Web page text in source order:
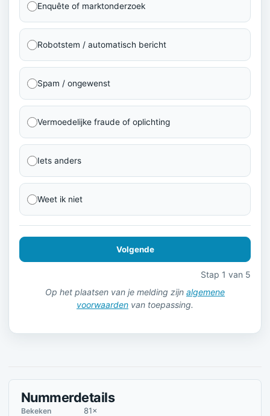
Enquête of marktonderzoek
Robotstem / automatisch bericht
Spam / ongewenst
Vermoedelijke fraude of oplichting
Iets anders
Weet ik niet
Volgende
Stap 1 van 5
Op het plaatsen van je melding zijn algemene
voorwaarden van toepassing.
Nummerdetails
Bekeken 81×